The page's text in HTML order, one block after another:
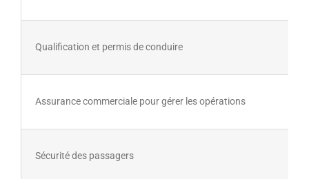
Qualification et permis de conduire
Assurance commerciale pour gérer les opérations
Sécurité des passagers